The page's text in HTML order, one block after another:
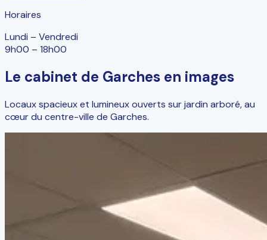
Horaires
Lundi – Vendredi
9h00 – 18h00
Le cabinet de Garches en images
Locaux spacieux et lumineux ouverts sur jardin arboré, au
cœur du centre-ville de Garches.